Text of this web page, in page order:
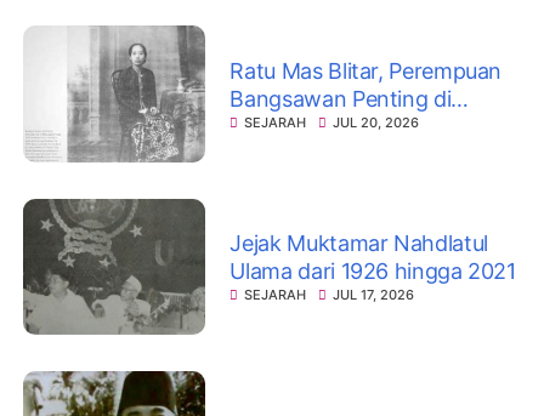
Ratu Mas Blitar, Perempuan
Bangsawan Penting di
Keraton Mataram
SEJARAH JUL 20, 2026
Jejak Muktamar Nahdlatul
Ulama dari 1926 hingga 2021
SEJARAH JUL 17, 2026